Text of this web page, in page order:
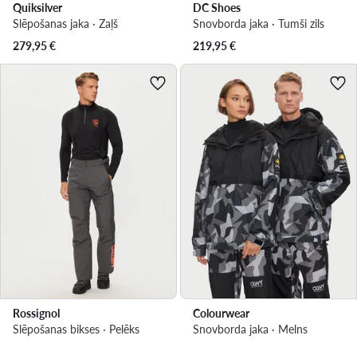
Quiksilver
Slēpošanas jaka · Zaļš
279,95€
DC Shoes
Snovborda jaka · Tumši zils
219,95€
Rossignol
Slēpošanas bikses · Pelēks
Colourwear
Snovborda jaka · Melns